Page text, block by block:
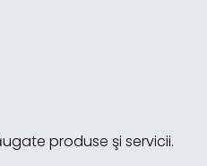
produse şi servicii.